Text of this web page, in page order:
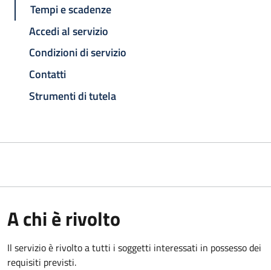
Tempi e scadenze
Accedi al servizio
Condizioni di servizio
Contatti
Strumenti di tutela
A chi è rivolto
Il servizio è rivolto a tutti i soggetti interessati in possesso dei
requisiti previsti.